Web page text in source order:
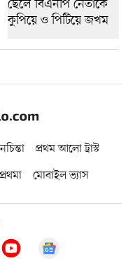
প্রথম আলো ট্রাস্ট
মোবাইল ভ্যাস